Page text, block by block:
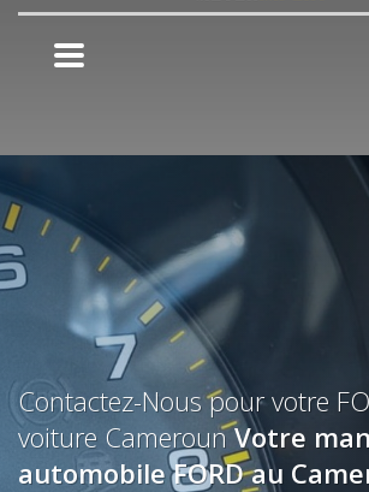
Contactez-Nous pour votre
voiture CamerounVotre
automobile FORD au